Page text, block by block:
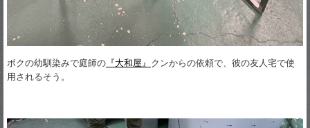
ボクの幼馴染みで庭師の 『大和屋』 クンからの依頼で、彼の友人宅で使
用されるそう。